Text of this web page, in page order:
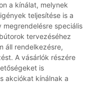
a kínálat, melynek
teljesítése is a
speciális
tervezéséhez
áll rendelkezésre,
A vásárlók részére
is
akciókat kínálnak a